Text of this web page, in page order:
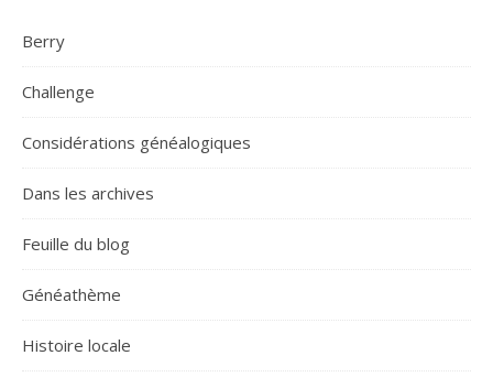
Berry
Challenge
Considérations généalogiques
Dans les archives
Feuille du blog
Généathème
Histoire locale